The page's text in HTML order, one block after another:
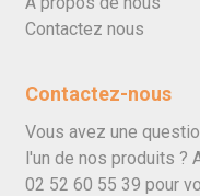
Contactez nous
Contactez-nous
Vous avez une
l'un de nos produits ?
02 52 60 55 39 pour